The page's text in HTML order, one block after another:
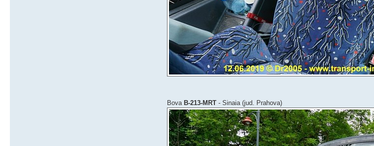
Bova B-213-MRT - Sinaia (jud. Prahova)